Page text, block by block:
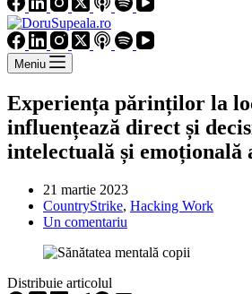
Meniu
Experiența părinților la
influențează direct și
intelectuală și emoțională
21 martie 2023
CountryStrike, Hacking Work
Un comentariu
Distribuie articolul